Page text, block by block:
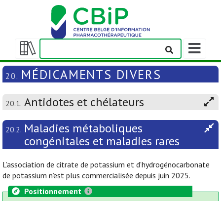
Afficher/masquer
la
table
matières
Afficher/
la
barre
navigation
20. MÉDICAMENTS DIVERS
20.1. Antidotes et chélateurs
20.2. Maladies métaboliques
congénitales et maladies rares
L’association de citrate de potassium et d’hydrogénocarbonate
de potassium n’est plus commercialisée depuis juin 2025.
Positionnement